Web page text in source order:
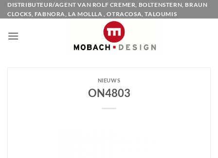
Ga
naar
DISTRIBUTEUR/AGENT VAN ROLF CREMER, BOLTENSTERN, BRAUN
CLOCKS, FABNORA, LA MOLLLA , OTRACOSA, TALOUMIS
NIEUWS
ON4803